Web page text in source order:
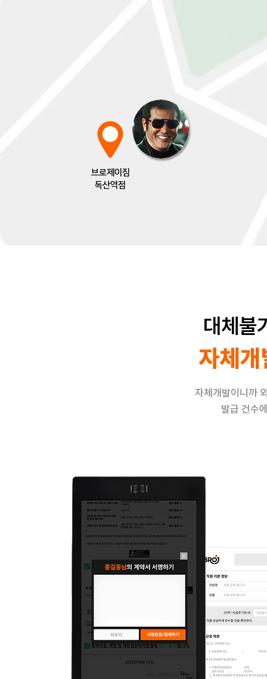
브로제이짐
독산역점
대체불
자체
자체개발이니까
발급 건수